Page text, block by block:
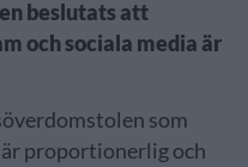
beslutats att
och sociala media är
som
proportionerlig och